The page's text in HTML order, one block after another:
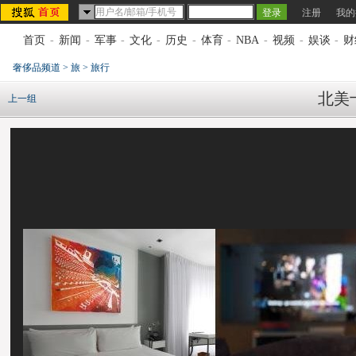
注册 我
首页 - 新闻 - 军事 - 文化 - 历史 - 体育 - NBA - 视频 - 娱谈 -
奢侈品频道 > 旅 > 旅行
北美
上一组